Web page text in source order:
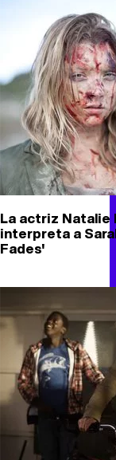
La actriz Natalie
interpreta a
Fades'